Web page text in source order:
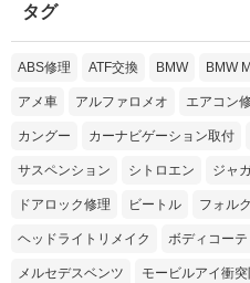
タグ
ABS修理 ATF交換 BMW BMW
アメ車 アルファロメオ エアコン
カングー カーナビゲーション取付
サスペンション シトロエン ジャ
ドアロック修理 ビートル フォル
ヘッドライトリメイク ボディコー
メルセデスベンツ モービルアイ衝突